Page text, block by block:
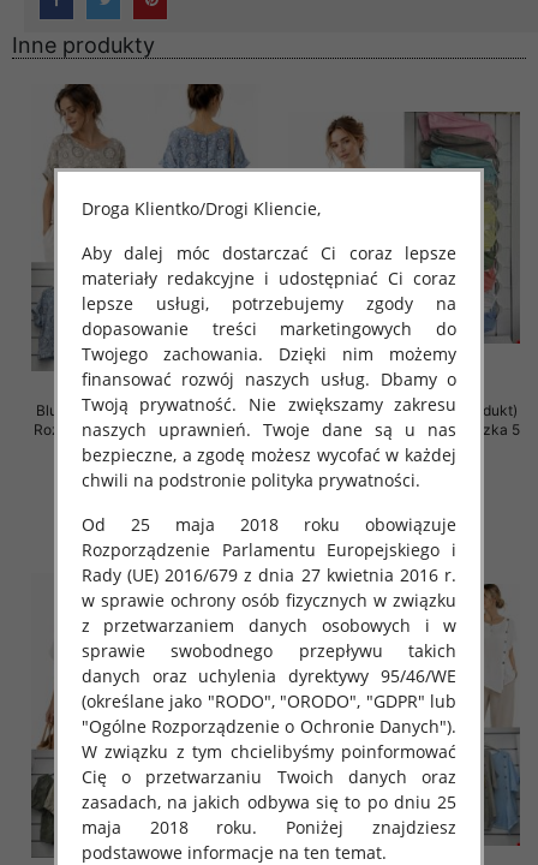
Inne produkty
Bluzki damskie (Włoskie produkt)
Roz Standard, Mix Kolor Paczka 5
szt
46.00 zł
Bluzki damskie (Włoskie produkt)
Roz Standard, Mix Kolor Paczka 5
szt
46.00 zł
Droga Klientko/Drogi Kliencie,
Aby dalej móc dostarczać Ci coraz lepsze
materiały redakcyjne i udostępniać Ci coraz
lepsze usługi, potrzebujemy zgody na
dopasowanie treści marketingowych do
Twojego zachowania. Dzięki nim możemy
finansować rozwój naszych usług. Dbamy o
Twoją prywatność. Nie zwiększamy zakresu
naszych uprawnień. Twoje dane są u nas
bezpieczne, a zgodę możesz wycofać w każdej
chwili na podstronie polityka prywatności.
Od 25 maja 2018 roku obowiązuje
Rozporządzenie Parlamentu Europejskiego i
Rady (UE) 2016/679 z dnia 27 kwietnia 2016 r.
w sprawie ochrony osób fizycznych w związku
z przetwarzaniem danych osobowych i w
sprawie swobodnego przepływu takich
danych oraz uchylenia dyrektywy 95/46/WE
(określane jako "RODO", "ORODO", "GDPR" lub
"Ogólne Rozporządzenie o Ochronie Danych").
W związku z tym chcielibyśmy poinformować
Cię o przetwarzaniu Twoich danych oraz
zasadach, na jakich odbywa się to po dniu 25
maja 2018 roku. Poniżej znajdziesz
podstawowe informacje na ten temat.